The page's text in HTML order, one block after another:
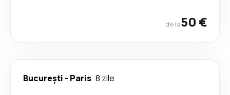
de la50 €
București - Paris 8 zile